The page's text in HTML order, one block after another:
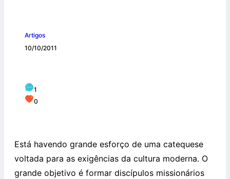
Artigos
10/10/2011
1
0
Está havendo grande esforço de uma catequese
voltada para as exigências da cultura moderna. O
grande objetivo é formar discípulos missionários